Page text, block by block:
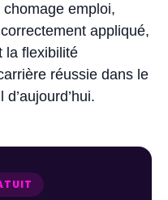
emploi,
appliqué,
la flexibilité
réussie dans le